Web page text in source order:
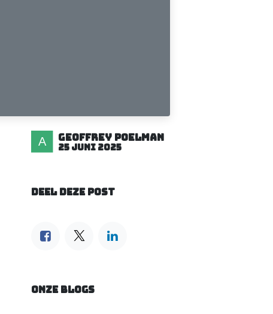
Geoffrey Poelman
25 juni 2025
DEEL DEZE POST
ONZE BLOGS